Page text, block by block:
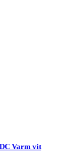
Varm vit